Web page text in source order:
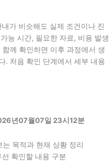
가 비슷해도 실제 조건이나 진
능 시간, 필요한 자료, 비용 발생
께 확인하면 이후 과정에서 생
. 처음 확인 단계에서 세부 내용
년07월07일 23시12분
목적과 현재 상황 정리
확인할 내용 구분